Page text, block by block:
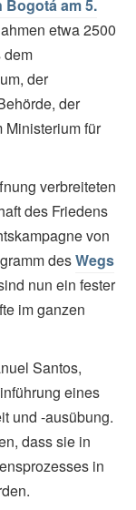
am 5.
etwa 2500
dem
der
der
für
verbreiteten
des Friedens
von
desWegs
nun ein fester
im ganzen
Santos,
eines
und -ausübung.
dass sie in
in